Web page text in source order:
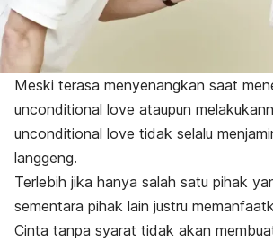
Meski terasa menyenangkan saat
unconditional love ataupun
unconditional love tidak selalu
langgeng.
Terlebih jika hanya salah satu pihak
sementara pihak lain justru
Cinta tanpa syarat tidak akan